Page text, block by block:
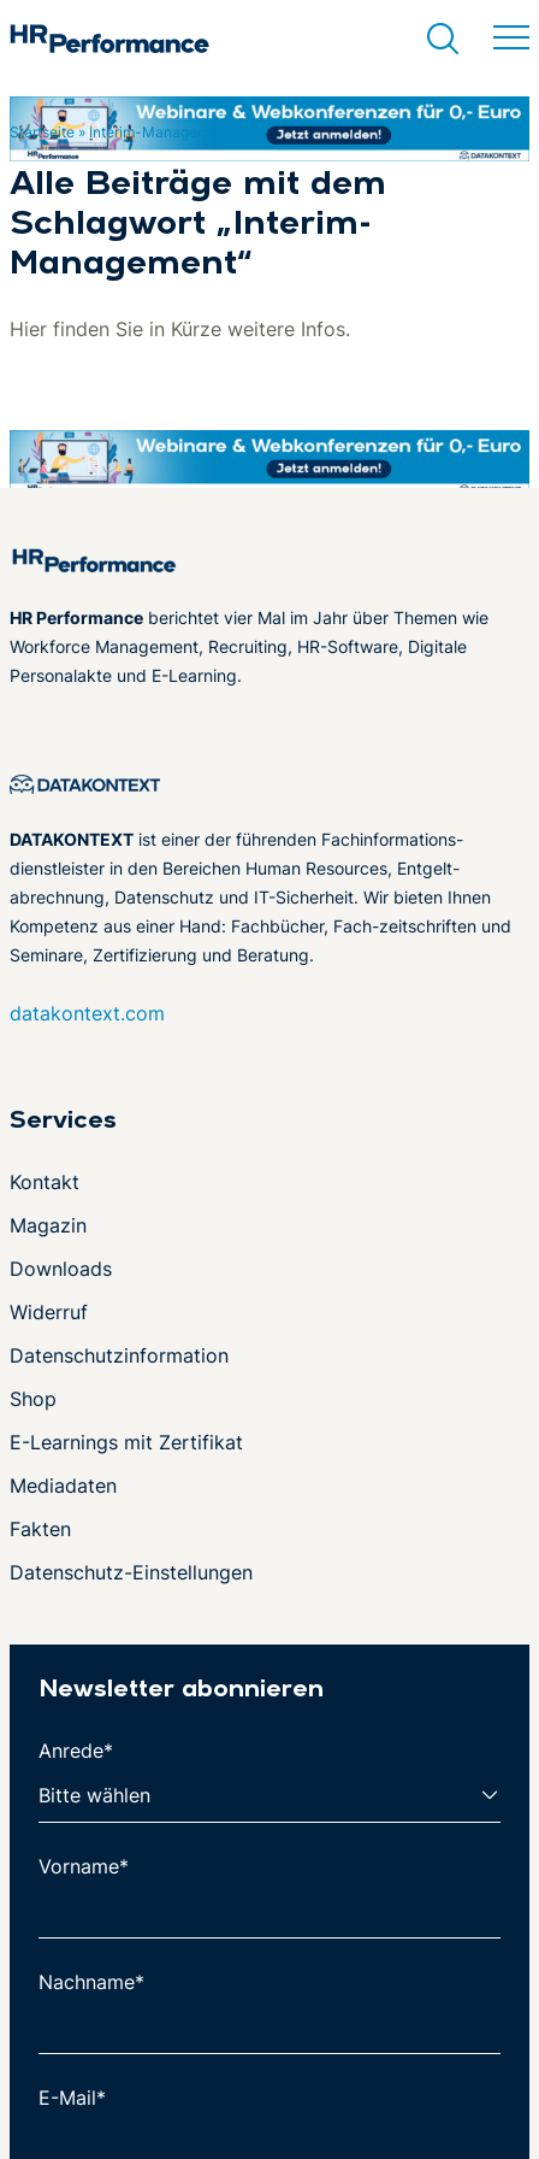
Suchen
Startseite» Interim-Management
Alle Beiträge mit dem
Schlagwort „Interim-
Management“
Hier finden Sie in Kürze weitere Infos.
HR Performance berichtet vier Mal im Jahr über Themen wie
Workforce Management, Recruiting, HR-Software, Digitale
Personalakte und E-Learning.
DATAKONTEXT ist einer der führenden Fachinformations-
dienstleister in den Bereichen Human Resources, Entgelt-
abrechnung, Datenschutz und IT-Sicherheit. Wir bieten Ihnen
Kompetenz aus einer Hand: Fachbücher, Fach-zeitschriften und
Seminare, Zertifizierung und Beratung.
datakontext.com
Services
Kontakt
Magazin
Downloads
Widerruf
Datenschutzinformation
Shop
E-Learnings mit Zertifikat
Mediadaten
Fakten
Datenschutz-Einstellungen
Newsletter abonnieren
Anrede*
Vorname*
Nachname*
E-Mail*